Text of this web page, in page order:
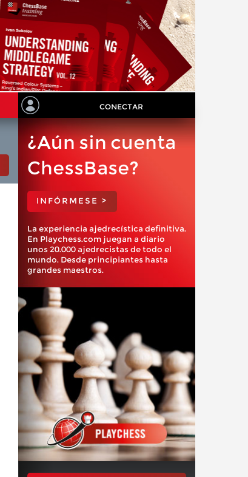
CONECTAR
¿Aún sin cuenta
ChessBase?
INFÓRMESE >
La experiencia ajedrecística definitiva.
En Playchess.com juegan a diario
unos 20.000 ajedrecistas de todo el
mundo. Desde principiantes hasta
grandes maestros.